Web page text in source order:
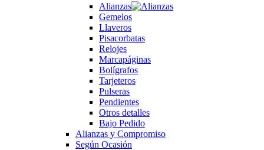
Alianzas
Gemelos
Llaveros
Pisacorbatas
Relojes
Marcapáginas
Bolígrafos
Tarjeteros
Pulseras
Pendientes
Otros detalles
Bajo Pedido
Alianzas y Compromiso
Según Ocasión